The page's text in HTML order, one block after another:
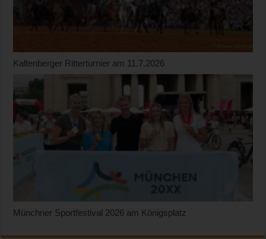
Kaltenberger Ritterturnier am 11.7.2026
Münchner Sportfestival 2026 am Königsplatz